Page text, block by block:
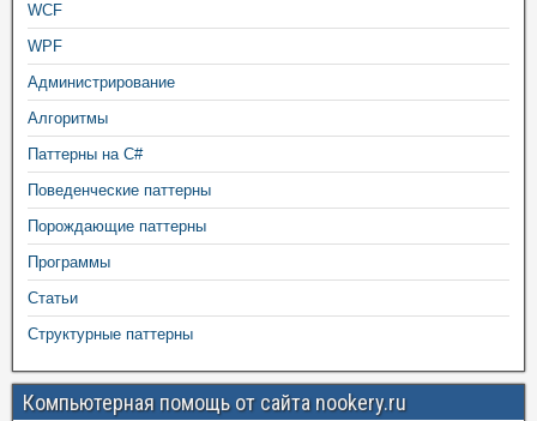
WCF
WPF
Администрирование
Алгоритмы
Паттерны на C#
Поведенческие паттерны
Порождающие паттерны
Программы
Статьи
Структурные паттерны
Компьютерная помощь от сайта nookery.ru